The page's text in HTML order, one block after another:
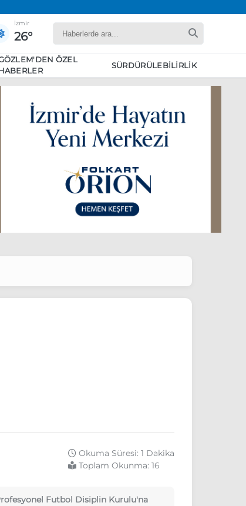
İzmir
26°
ÖZEL
SÜRDÜRÜLEBILIRLIK
Okuma Süresi: 1 Dakika
Toplam Okunma: 16
Futbol Disiplin Kurulu'na